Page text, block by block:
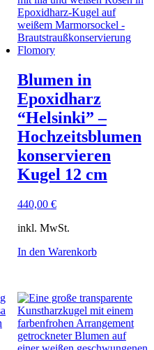
Blumen in
Epoxidharz
“Helsinki” –
Hochzeitsblumen
konservieren
Kugel 12 cm
440,00 €
inkl. MwSt.
In den Warenkorb